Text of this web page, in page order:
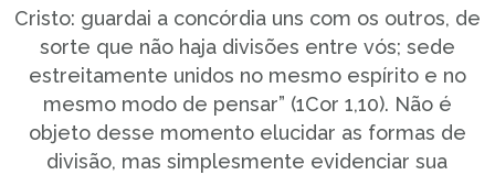
Cristo: guardai a concórdia uns com os outros, de
sorte que não haja divisões entre vós; sede
estreitamente unidos no mesmo espírito e no
mesmo modo de pensar” (1Cor 1,10). Não é
objeto desse momento elucidar as formas de
divisão, mas simplesmente evidenciar sua